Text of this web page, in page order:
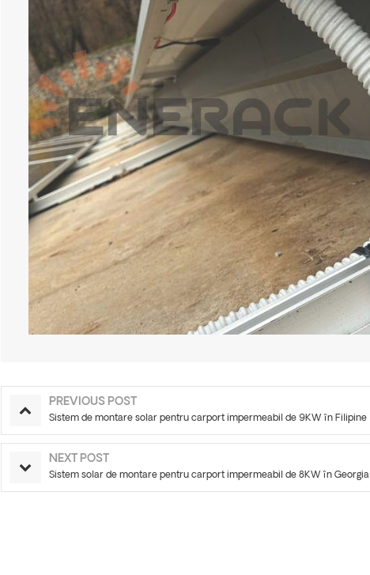
PREVIOUS POST
Sistem de montare solar pentru carport impermeabil de 9KW în Filipine
NEXT POST
Sistem solar de montare pentru carport impermeabil de 8KW în Georgia